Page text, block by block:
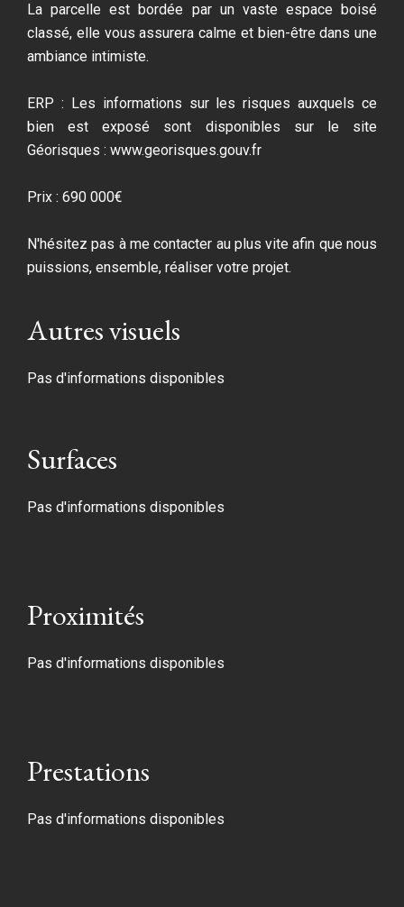
La parcelle est bordée par un vaste espace boisé
classé, elle vous assurera calme et bien-être dans une
ambiance intimiste.
ERP : Les informations sur les risques auxquels ce
bien est exposé sont disponibles sur le site
Géorisques : www.georisques.gouv.fr
Prix : 690 000€
N'hésitez pas à me contacter au plus vite afin que nous
puissions, ensemble, réaliser votre projet.
Autres visuels
Pas d'informations disponibles
Surfaces
Pas d'informations disponibles
Proximités
Pas d'informations disponibles
Prestations
Pas d'informations disponibles